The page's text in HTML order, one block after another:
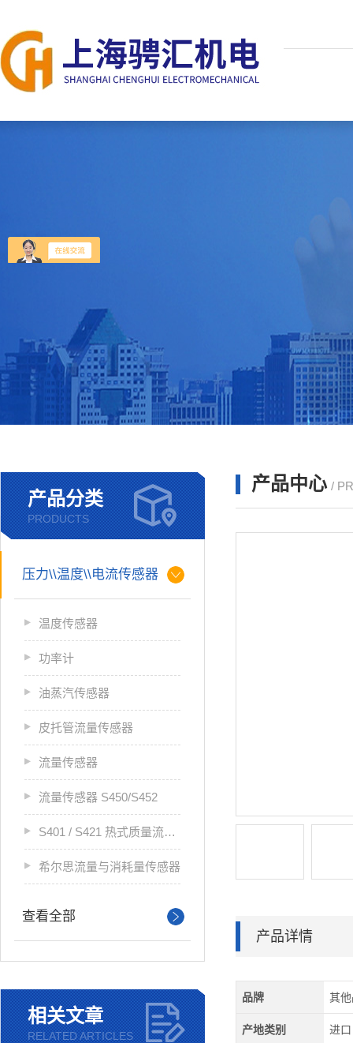
产品分类
PRODUCTS
压力\\温度\\电流传感器
温度传感器
功率计
油蒸汽传感器
皮托管流量传感器
流量传感器
流量传感器 S450/S452
S401 / S421 热式质量流量传感器
希尔思流量与消耗量传感器
查看全部
相关文章
RELATED ARTICLES
产品中心 /
产品详情
品牌 其
产地类别 进口